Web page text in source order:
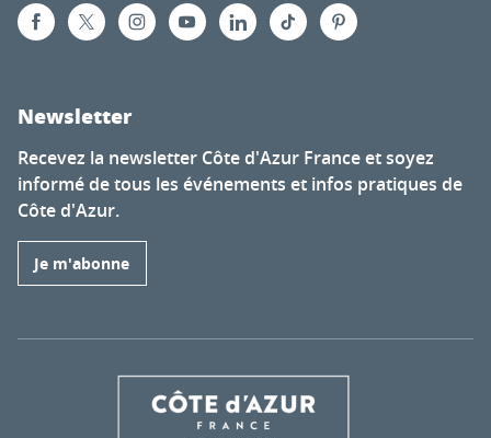
Newsletter
Recevez la newsletter Côte d'Azur France et soyez
informé de tous les événements et infos pratiques de
Côte d'Azur.
Je m'abonne